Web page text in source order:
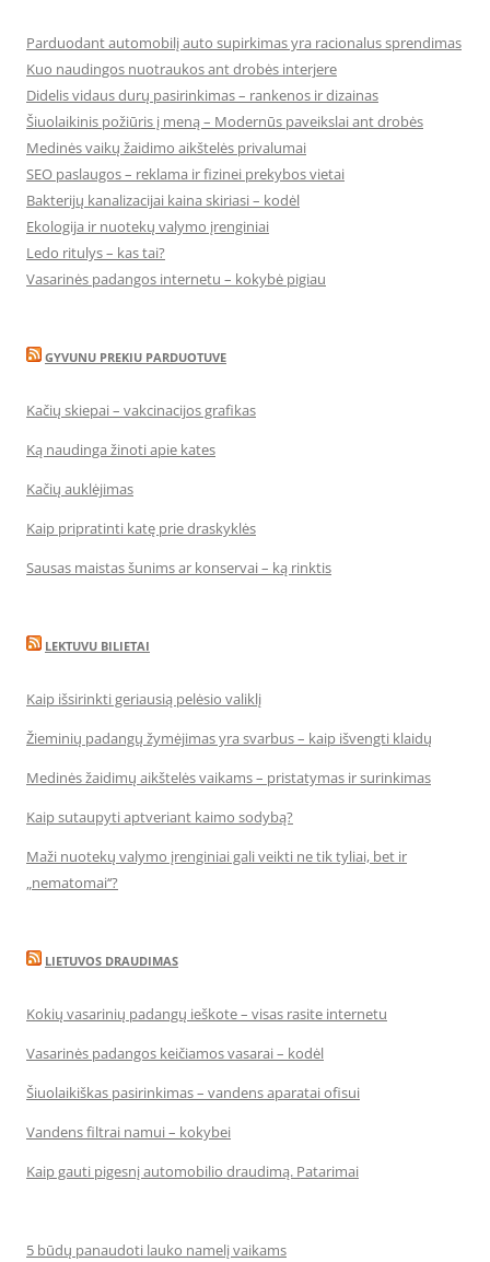
Parduodant automobilį auto supirkimas yra racionalus sprendimas
Kuo naudingos nuotraukos ant drobės interjere
Didelis vidaus durų pasirinkimas – rankenos ir dizainas
Šiuolaikinis požiūris į meną – Modernūs paveikslai ant drobės
Medinės vaikų žaidimo aikštelės privalumai
SEO paslaugos – reklama ir fizinei prekybos vietai
Bakterijų kanalizacijai kaina skiriasi – kodėl
Ekologija ir nuotekų valymo įrenginiai
Ledo ritulys – kas tai?
Vasarinės padangos internetu – kokybė pigiau
GYVUNU PREKIU PARDUOTUVE
Kačių skiepai – vakcinacijos grafikas
Ką naudinga žinoti apie kates
Kačių auklėjimas
Kaip pripratinti katę prie draskyklės
Sausas maistas šunims ar konservai – ką rinktis
LEKTUVU BILIETAI
Kaip išsirinkti geriausią pelėsio valiklį
Žieminių padangų žymėjimas yra svarbus – kaip išvengti klaidų
Medinės žaidimų aikštelės vaikams – pristatymas ir surinkimas
Kaip sutaupyti aptveriant kaimo sodybą?
Maži nuotekų valymo įrenginiai gali veikti ne tik tyliai, bet ir
„nematomai‘‘?
LIETUVOS DRAUDIMAS
Kokių vasarinių padangų ieškote – visas rasite internetu
Vasarinės padangos keičiamos vasarai – kodėl
Šiuolaikiškas pasirinkimas – vandens aparatai ofisui
Vandens filtrai namui – kokybei
Kaip gauti pigesnį automobilio draudimą. Patarimai
5 būdų panaudoti lauko namelį vaikams